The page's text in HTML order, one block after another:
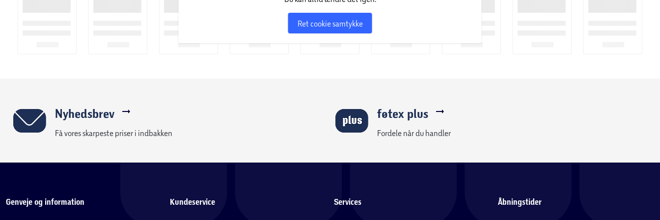
Ret cookie samtykke
Nyhedsbrev
Få vores skarpeste priser i indbakken
føtex plus
Fordele når du handler
Genveje og information Kundeservice Services Åbningstider